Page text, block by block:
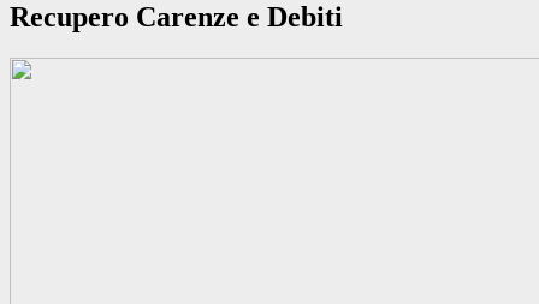
Recupero Carenze e Debiti